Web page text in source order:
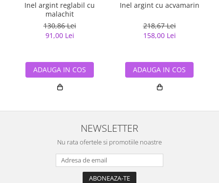
Inel argint reglabil cu
malachit
130,86 Lei
91,00 Lei
ADAUGA IN COS
Inel argint cu acvamarin
218,67 Lei
158,00 Lei
ADAUGA IN COS
NEWSLETTER
Nu rata ofertele si promotiile noastre